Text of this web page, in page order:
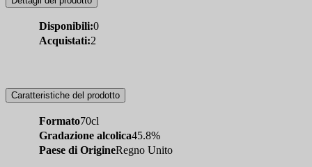
Disponibili:0
Acquistati:2
Caratteristiche del prodotto
Formato70cl
Gradazione alcolica45.8%
Paese di OrigineRegno Unito